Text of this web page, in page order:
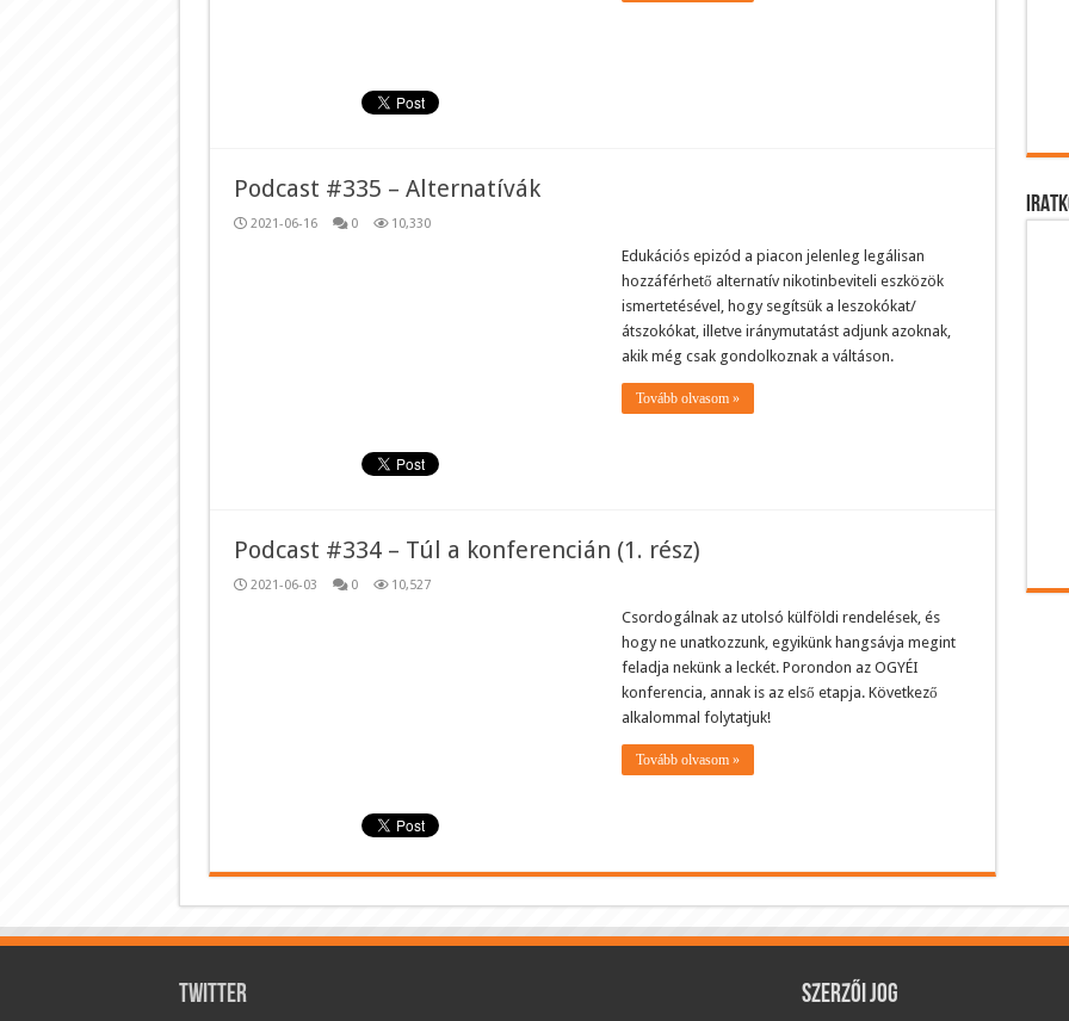
Podcast #335 – Alternatívák
2021-06-16 0 10,330
Edukációs epizód a piacon jelenleg legálisan
hozzáférhető alternatív nikotinbeviteli eszközök
ismertetésével, hogy segítsük a leszokókat/
átszokókat, illetve iránymutatást adjunk azoknak,
akik még csak gondolkoznak a váltáson.
Tovább olvasom »
Podcast #334 – Túl a konferencián (1. rész)
2021-06-03 0 10,527
Csordogálnak az utolsó külföldi rendelések, és
hogy ne unatkozzunk, egyikünk hangsávja megint
feladja nekünk a leckét. Porondon az OGYÉI
konferencia, annak is az első etapja. Következő
alkalommal folytatjuk!
Tovább olvasom »
Twitter Szerzői jog